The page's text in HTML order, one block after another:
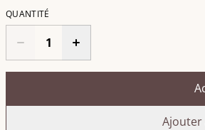
QUANTITÉ
Ajouter